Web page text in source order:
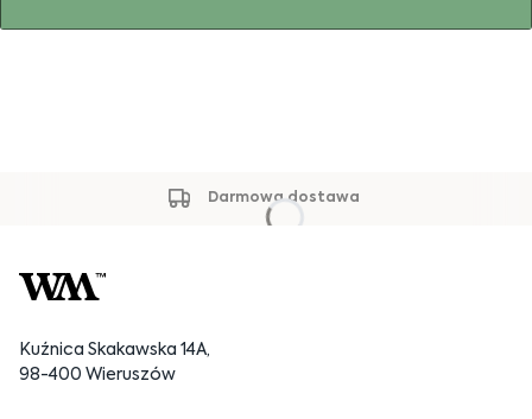
Darmowa dostawa
Kuźnica Skakawska 14A,
98-400 Wieruszów